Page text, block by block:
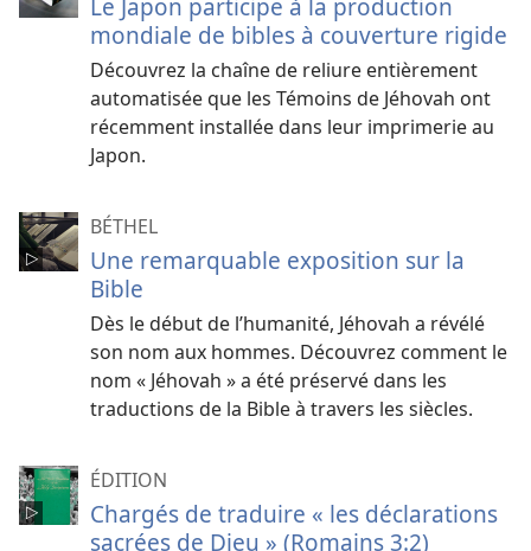
Le Japon participe à la production
mondiale de bibles à couverture rigide
Découvrez la chaîne de reliure entièrement
automatisée que les Témoins de Jéhovah ont
récemment installée dans leur imprimerie au
Japon.
BÉTHEL
Une remarquable exposition sur la
Bible
Dès le début de l’humanité, Jéhovah a révélé
son nom aux hommes. Découvrez comment le
nom « Jéhovah » a été préservé dans les
traductions de la Bible à travers les siècles.
ÉDITION
Chargés de traduire « les déclarations
sacrées de Dieu » (Romains 3:2)